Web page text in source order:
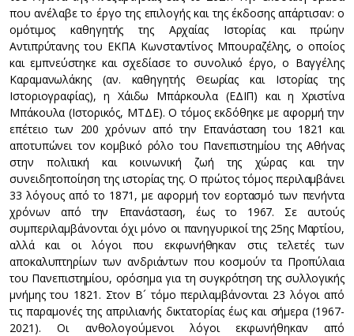
που ανέλαβε το έργο της επιλογής και της έκδοσης απάρτισαν: ο
ομότιμος καθηγητής της Αρχαίας Ιστορίας και πρώην
Αντιπρύτανης του ΕΚΠΑ Κωνσταντίνος Μπουραζέλης, ο οποίος
και εμπνεύστηκε και σχεδίασε το συνολικό έργο, ο Βαγγέλης
Καραμανωλάκης (αν. καθηγητής Θεωρίας και Ιστορίας της
Ιστοριογραφίας), η Χάιδω Μπάρκουλα (ΕΔΙΠ) και η Χριστίνα
Μπάκουλα (Ιστορικός, ΜΤΔΕ). Ο τόμος εκδόθηκε με αφορμή την
επέτειο των 200 χρόνων από την Επανάσταση του 1821 και
αποτυπώνει τον κομβικό ρόλο του Πανεπιστημίου της Αθήνας
στην πολιτική και κοινωνική ζωή της χώρας και την
συνειδητοποίηση της ιστορίας της. Ο πρώτος τόμος περιλαμβάνει
33 λόγους από το 1871, με αφορμή τον εορτασμό των πενήντα
χρόνων από την Επανάσταση, έως το 1967. Σε αυτούς
συμπεριλαμβάνονται όχι μόνο οι πανηγυρικοί της 25ης Μαρτίου,
αλλά και οι λόγοι που εκφωνήθηκαν στις τελετές των
αποκαλυπτηρίων των ανδριάντων που κοσμούν τα Προπύλαια
του Πανεπιστημίου, ορόσημα για τη συγκρότηση της συλλογικής
μνήμης του 1821. Στον Β´ τόμο περιλαμβάνονται 23 λόγοι από
τις παραμονές της απριλιανής δικτατορίας έως και σήμερα (1967-
2021). Οι ανθολογούμενοι λόγοι εκφωνήθηκαν από